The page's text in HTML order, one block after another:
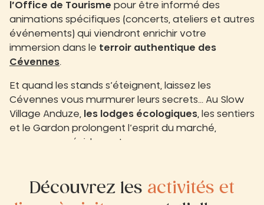
l’Office de Tourisme pour être informé des
animations spécifiques (concerts, ateliers et autres
événements) qui viendront enrichir votre
immersion dans le terroir authentique des
Cévennes.
Et quand les stands s’éteignent, laissez les
Cévennes vous murmurer leurs secrets… Au Slow
Village Anduze, les lodges écologiques, les sentiers
et le Gardon prolongent l’esprit du marché,
comme une évidence !
Découvrez les activités et